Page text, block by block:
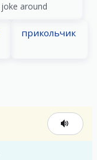
joke around
прикольчик